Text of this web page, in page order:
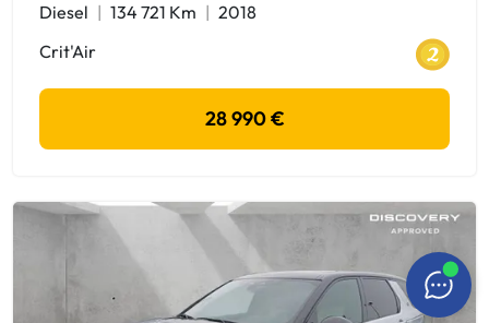
Diesel 134 721 Km
2018
Crit'Air
28 990 €